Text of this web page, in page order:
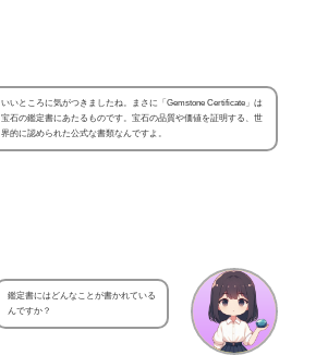
いいところに気がつきましたね。まさに「Gemstone Certificate」は
宝石の鑑定書にあたるものです。宝石の品質や価値を証明する、世
界的に認められた公式な書類なんですよ。
鑑定書にはどんなことが書かれている
んですか？